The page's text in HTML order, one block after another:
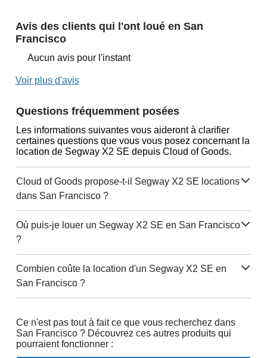
Avis des clients qui l'ont loué en San
Francisco
Aucun avis pour l'instant
Voir plus d'avis
Questions fréquemment posées
Les informations suivantes vous aideront à clarifier
certaines questions que vous vous posez concernant la
location de Segway X2 SE depuis Cloud of Goods.
Cloud of Goods propose-t-il Segway X2 SE locations
dans San Francisco ?
Où puis-je louer un Segway X2 SE en San Francisco
?
Combien coûte la location d'un Segway X2 SE en
San Francisco ?
Ce n'est pas tout à fait ce que vous recherchez dans
San Francisco ? Découvrez ces autres produits qui
pourraient fonctionner :